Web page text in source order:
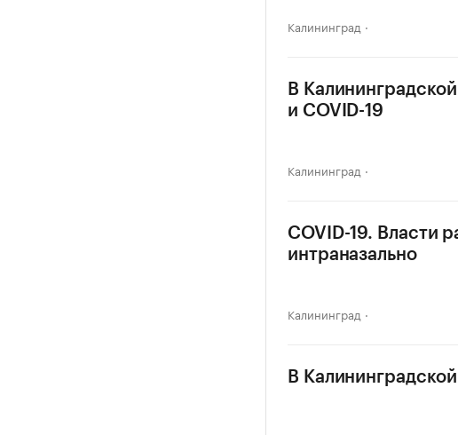
Калининград
В
и COVID-19
Калининград
COVID-19. Власти
интраназально
Калининград
В